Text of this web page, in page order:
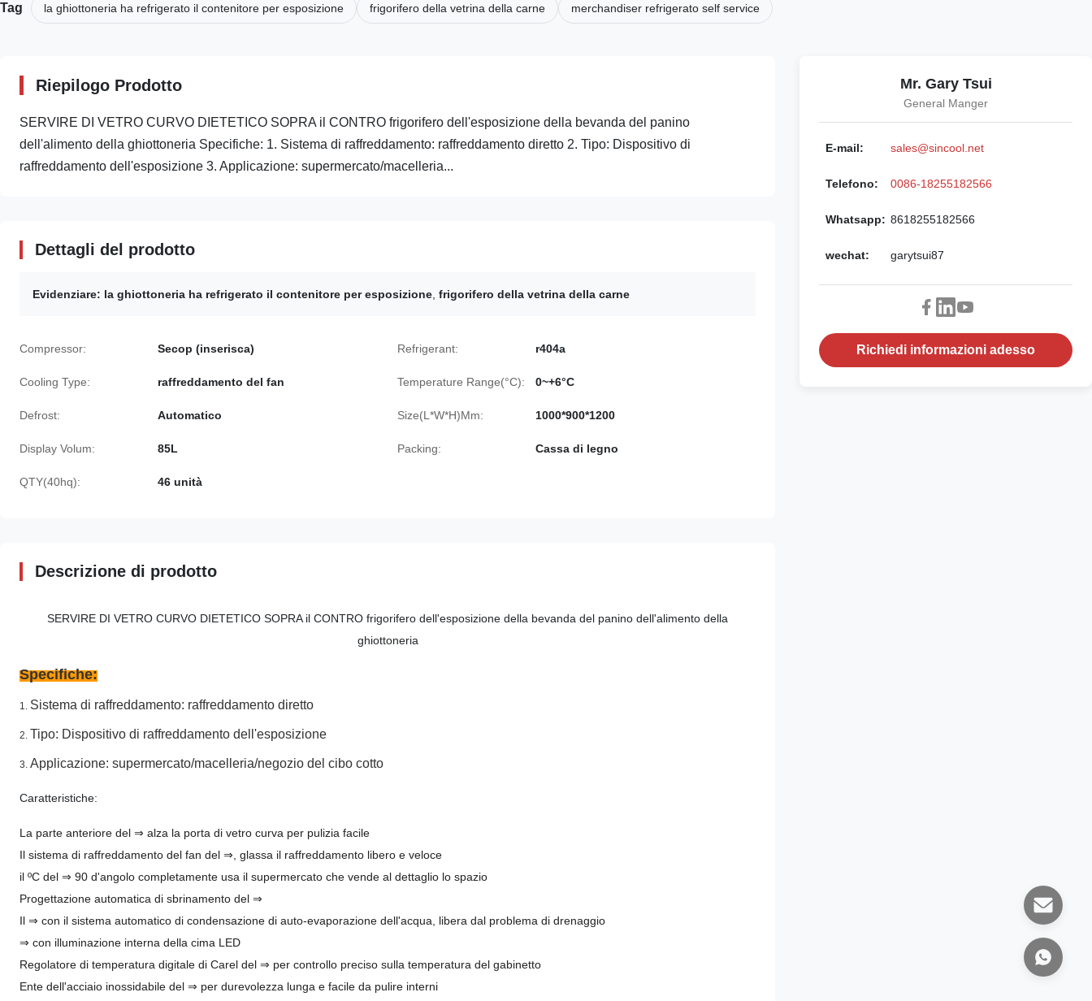
Tag la ghiottoneria ha refrigerato il contenitore per esposizione frigorifero della vetrina della carne merchandiser refrigerato self service
Riepilogo Prodotto
SERVIRE DI VETRO CURVO DIETETICO SOPRA il CONTRO frigorifero dell'esposizione della bevanda del panino
dell'alimento della ghiottoneria Specifiche: 1. Sistema di raffreddamento: raffreddamento diretto 2. Tipo: Dispositivo di
raffreddamento dell'esposizione 3. Applicazione: supermercato/macelleria...
Dettagli del prodotto
Evidenziare: la ghiottoneria ha refrigerato il contenitore per esposizione frigorifero della vetrina della carne
Compressor: Secop (inserisca) Refrigerant: r404a
Cooling Type: raffreddamento del fan Temperature Range(°C): 0~+6°C
Defrost: Automatico Size(L*W*H)Mm: 1000*900*1200
Display Volum: 85L Packing: Cassa di legno
QTY(40hq): 46 unità
Descrizione di prodotto
SERVIRE DI VETRO CURVO DIETETICO SOPRA il CONTRO frigorifero dell'esposizione della bevanda del panino dell'alimento della
ghiottoneria
Specifiche:
1. Sistema di raffreddamento: raffreddamento diretto
2. Tipo: Dispositivo di raffreddamento dell'esposizione
3. Applicazione: supermercato/macelleria/negozio del cibo cotto
Caratteristiche:
La parte anteriore del ⇒ alza la porta di vetro curva per pulizia facile
Il sistema di raffreddamento del fan del ⇒, glassa il raffreddamento libero e veloce
il ºC del ⇒ 90 d'angolo completamente usa il supermercato che vende al dettaglio lo spazio
Progettazione automatica di sbrinamento del ⇒
Il ⇒ con il sistema automatico di condensazione di auto-evaporazione dell'acqua, libera dal problema di drenaggio
⇒ con illuminazione interna della cima LED
Regolatore di temperatura digitale di Carel del ⇒ per controllo preciso sulla temperatura del gabinetto
Ente dell'acciaio inossidabile del ⇒ per durevolezza lunga e facile da pulire interni
Mr. Gary Tsui
General Manger
E-mail: sales@sincool.net
Telefono: 0086-18255182566
Whatsapp: 8618255182566
wechat: garytsui87
Richiedi informazioni adesso